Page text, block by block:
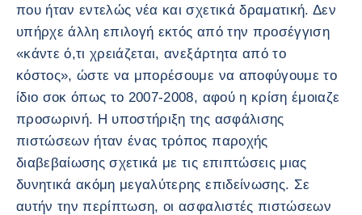
που ήταν εντελώς νέα και σχετικά δραματική. Δεν
υπήρχε άλλη επιλογή εκτός από την προσέγγιση
«κάντε ό,τι χρειάζεται, ανεξάρτητα από το
κόστος», ώστε να μπορέσουμε να αποφύγουμε το
ίδιο σοκ όπως το 2007-2008, αφού η κρίση έμοιαζε
προσωρινή. Η υποστήριξη της ασφάλισης
πιστώσεων ήταν ένας τρόπος παροχής
διαβεβαίωσης σχετικά με τις επιπτώσεις μιας
δυνητικά ακόμη μεγαλύτερης επιδείνωσης. Σε
αυτήν την περίπτωση, οι ασφαλιστές πιστώσεων